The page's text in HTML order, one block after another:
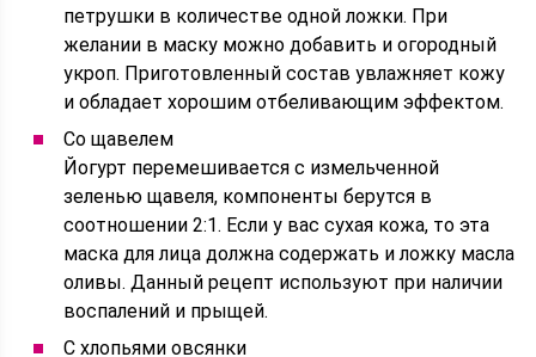
петрушки в количестве одной ложки. При
желании в маску можно добавить и огородный
укроп. Приготовленный состав увлажняет кожу
и обладает хорошим отбеливающим эффектом.
Со щавелем
Йогурт перемешивается с измельченной
зеленью щавеля, компоненты берутся в
соотношении 2:1. Если у вас сухая кожа, то эта
маска для лица должна содержать и ложку масла
оливы. Данный рецепт используют при наличии
воспалений и прыщей.
С хлопьями овсянки